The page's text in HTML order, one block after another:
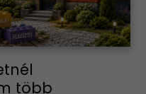
több